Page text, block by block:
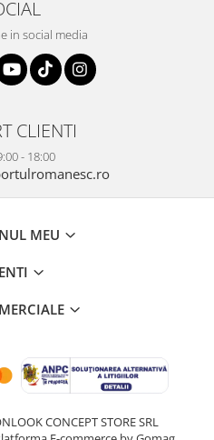
in social media
CLIENTI
- 18:00
MEU
CONCEPT STORE SRL